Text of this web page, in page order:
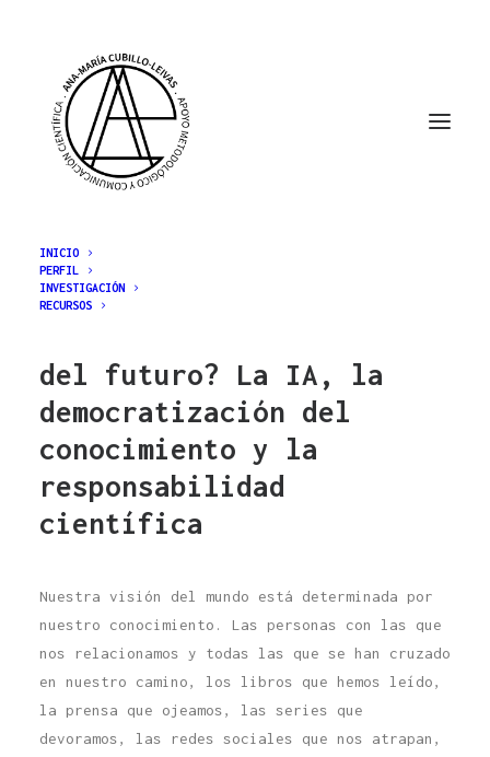
INICIO
PERFIL
INVESTIGACIÓN
RECURSOS
¿Quién hará las
del futuro? La IA, la
democratización del
conocimiento y la
responsabilidad
científica
Nuestra visión del mundo está determinada por
nuestro conocimiento. Las personas con las que
nos relacionamos y todas las que se han cruzado
en nuestro camino, los libros que hemos leído,
la prensa que ojeamos, las series que
devoramos, las redes sociales que nos atrapan,